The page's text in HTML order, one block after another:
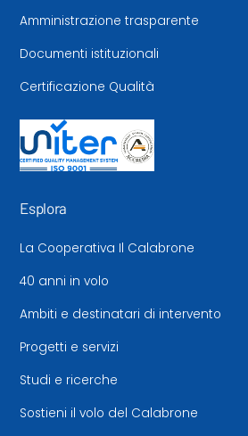
Amministrazione trasparente
Documenti istituzionali
Certificazione Qualità
Esplora
La Cooperativa Il Calabrone
40 anni in volo
Ambiti e destinatari di intervento
Progetti e servizi
Studi e ricerche
Sostieni il volo del Calabrone